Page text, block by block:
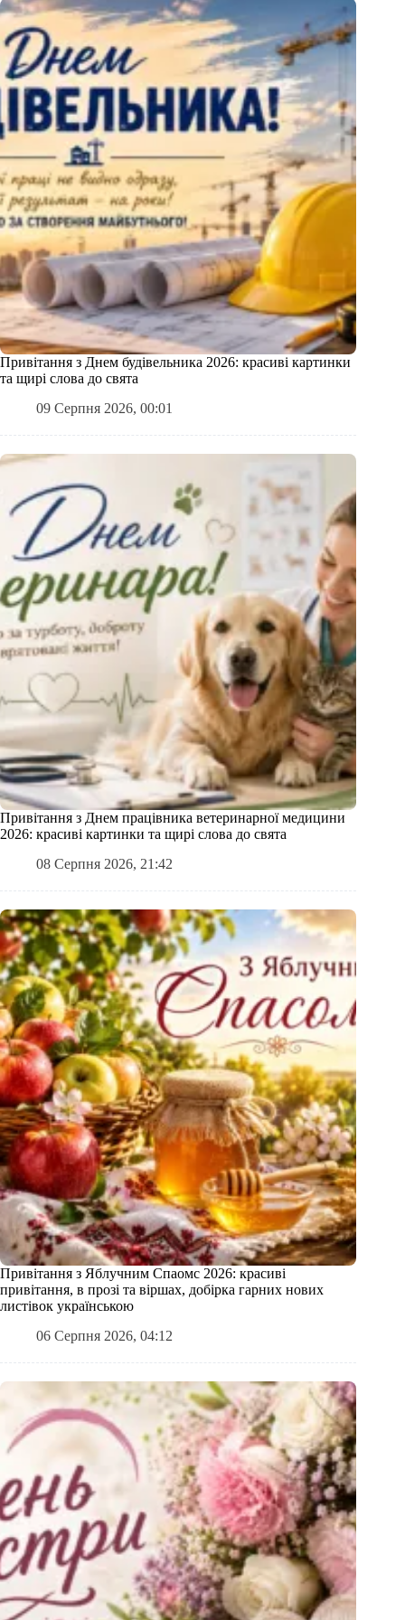
Привітання з Днем будівельника 2026: красиві картинки
та щирі слова до свята
09 Серпня 2026, 00:01
Привітання з Днем працівника ветеринарної медицини
2026: красиві картинки та щирі слова до свята
08 Серпня 2026, 21:42
Привітання з Яблучним Спаомс 2026: красиві
привітання, в прозі та віршах, добірка гарних нових
листівок українською
06 Серпня 2026, 04:12